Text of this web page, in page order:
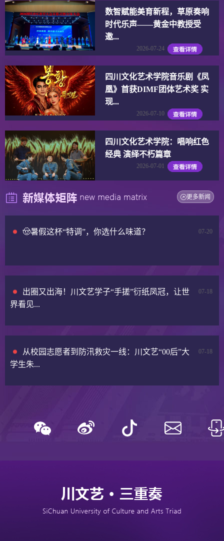
数智赋能美育新程，草原奏响
时代乐声——黄金中教授受
邀...
2026-07-24
四川文化艺术学院音乐剧《凤
凰》首获DIMF团体艺术奖 实
现...
2026-07-10
四川文化艺术学院：唱响红色
经典 演绎不朽篇章
2026-07-01
更多新闻
07-20
🤠暑假这杯“特调”，你选什么味道？
07-18
出圈又出海！川文艺学子“手搓”衍纸凤冠，让世
界看见...
07-18
从校园志愿者到防汛救灾一线：川文艺“00后”大
学生朱...